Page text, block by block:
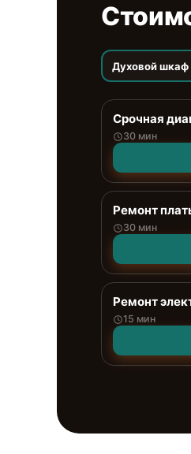
Духовой шкаф
Срочная
30 мин
Ремонт
30 мин
Ремонт
15 мин